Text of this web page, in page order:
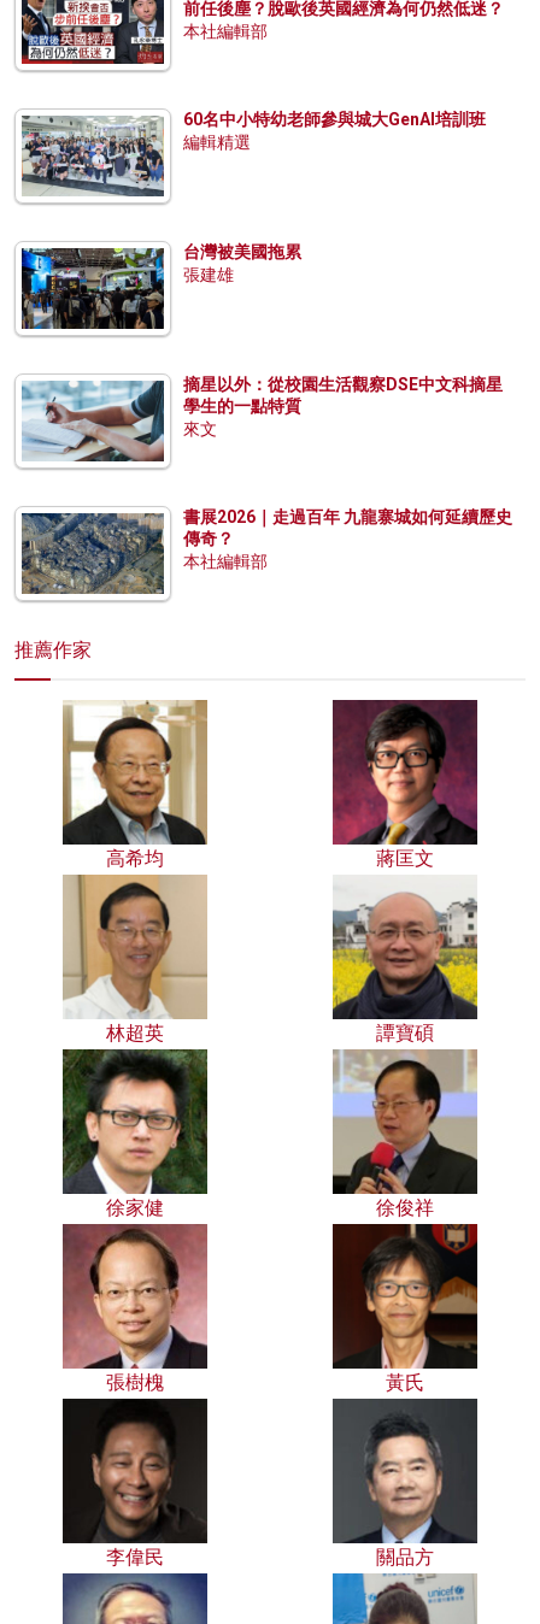
前任後塵？脫歐後英國經濟為何仍然低迷？
本社編輯部
60名中小特幼老師參與城大GenAI培訓班
編輯精選
台灣被美國拖累
張建雄
摘星以外：從校園生活觀察DSE中文科摘星
學生的一點特質
來文
書展2026｜走過百年 九龍寨城如何延續歷史
傳奇？
本社編輯部
推薦作家
高希均 蔣匡文
林超英 譚寶碩
徐家健 徐俊祥
張樹槐 黃氏
李偉民 關品方